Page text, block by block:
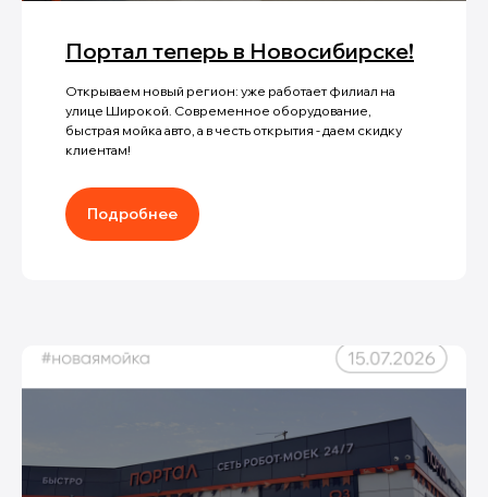
Портал теперь в Новосибирске!
Открываем новый регион: уже работает филиал на
улице Широкой. Современное оборудование,
быстрая мойка авто, а в честь открытия - даем скидку
клиентам!
Подробнее